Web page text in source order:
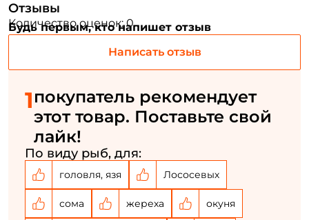
Отзывы
Количество оценок: 0
Будь первым, кто напишет отзыв
Написать отзыв
1покупатель рекомендует
этот товар. Поставьте свой
лайк!
По виду рыб, для:
головля, язя Лососевых
сома жереха окуня
У меня уже есть аккаунт